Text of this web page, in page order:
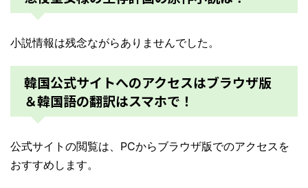
小説情報は残念ながらありませんでした。
韓国公式サイトへのアクセスはブラウザ版
＆韓国語の翻訳はスマホで！
公式サイトの閲覧は、PCからブラウザ版でのアクセスを
おすすめします。